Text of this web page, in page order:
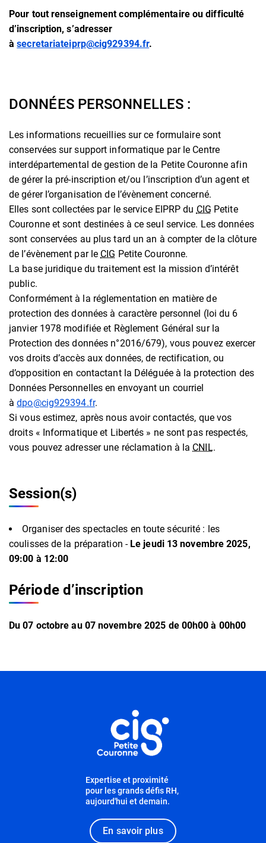
Pour tout renseignement complémentaire ou difficulté
d’inscription, s’adresser
àsecretariateiprp@cig929394.fr.
DONNÉES PERSONNELLES :
Les informations recueillies sur ce formulaire sont
conservées sur support informatique par le Centre
interdépartemental de gestion de la Petite Couronne afin
de gérer la pré-inscription et/ou l’inscription d’un agent et
de gérer l’organisation de l’évènement concerné.
Elles sont collectées par le service EIPRP du CIG Petite
Couronne et sont destinées à ce seul service. Les données
sont conservées au plus tard un an à compter de la clôture
de l’évènement par le CIG Petite Couronne.
La base juridique du traitement est la mission d’intérêt
public.
Conformément à la réglementation en matière de
protection des données à caractère personnel (loi du 6
janvier 1978 modifiée et Règlement Général sur la
Protection des données n°2016/679), vous pouvez exercer
vos droits d’accès aux données, de rectification, ou
d’opposition en contactant la Déléguée à la protection des
Données Personnelles en envoyant un courriel
àdpo@cig929394.fr.
Si vous estimez, après nous avoir contactés, que vos
droits « Informatique et Libertés » ne sont pas respectés,
vous pouvez adresser une réclamation à la CNIL.
Session(s)
Organiser des spectacles en toute sécurité : les
coulisses de la préparation - Le jeudi 13 novembre 2025,
09:00 à 12:00
Période d’inscription
Du07 octobre au 07 novembre 2025 de 00h00 à 00h00
Expertise et proximité
pour les grands défis RH,
aujourd'hui et demain.
En savoir plus